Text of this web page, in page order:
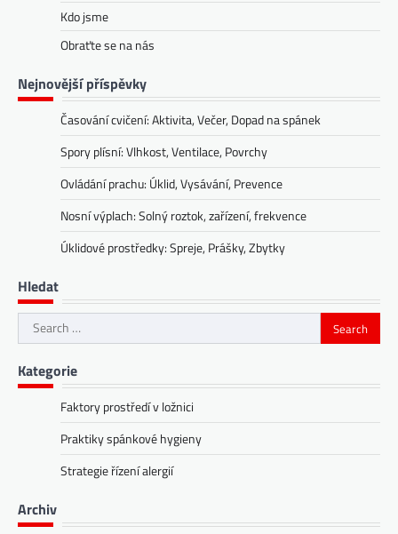
Kdo jsme
Obraťte se na nás
Nejnovější příspěvky
Časování cvičení: Aktivita, Večer, Dopad na spánek
Spory plísní: Vlhkost, Ventilace, Povrchy
Ovládání prachu: Úklid, Vysávání, Prevence
Nosní výplach: Solný roztok, zařízení, frekvence
Úklidové prostředky: Spreje, Prášky, Zbytky
Hledat
Search
for:
Kategorie
Faktory prostředí v ložnici
Praktiky spánkové hygieny
Strategie řízení alergií
Archiv